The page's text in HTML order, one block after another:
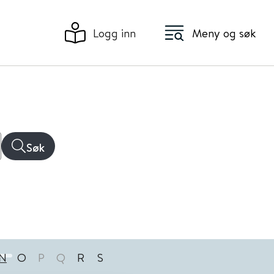
Logg inn Meny og søk
Søk
O P Q R S